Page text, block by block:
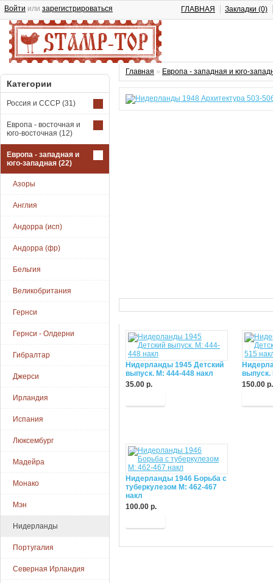
Войти или зарегистрироваться ГЛАВНАЯ Закладки (0)
Категории
Россия и СССР (31)
Европа - восточная и
юго-восточная (12)
Европа - западная и
юго-западная (22)
Азоры
Англия
Андорра (исп)
Андорра (фр)
Бельгия
Великобритания
Гернси
Гернси - Олдерни
Гибралтар
Джерси
Ирландия
Испания
Люксембург
Мадейра
Монако
Мэн
Нидерланды
Португалия
Северная Ирландия
Главная » Европа - западная и юго-
Нидерланды 1945 Детский
выпуск. М: 444-448 накл
35.00 р.
выпуск.
150.00 р.
Нидерланды 1946 Борьба с
туберкулезом М: 462-467
накл
100.00 р.